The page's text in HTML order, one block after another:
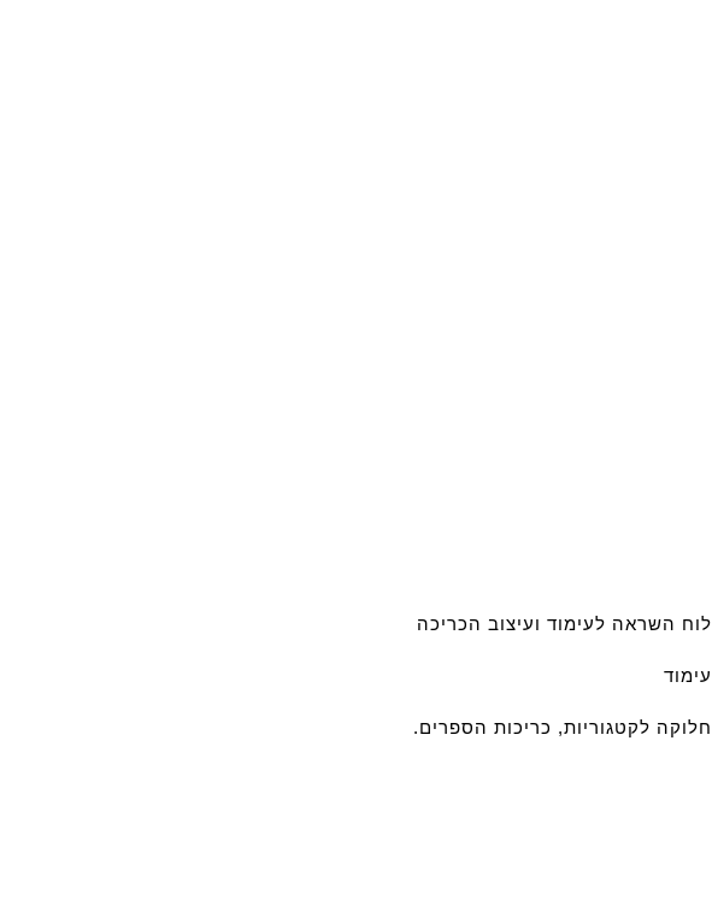
לוח השראה לעימוד ועיצוב הכריכה
עימוד
חלוקה לקטגוריות, כריכות הספרים.